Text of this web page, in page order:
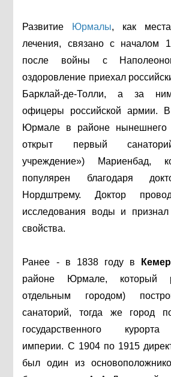
Развитие Юрмалы, как места
лечения, связано с началом
после войны с
оздоровление приехал
Барклай-де-Толли, а за
офицеры российской армии.
Юрмале в районе нынешнего
открыт первый
учреждение») Мариенбад,
популярен благодаря
Нордштрему. Доктор
исследования воды и
свойства.
Ранее - в 1838 году в
районе Юрмале, который
отдельным городом)
санаторий, тогда же город
государственного
империи. С 1904 по 1915
был один из